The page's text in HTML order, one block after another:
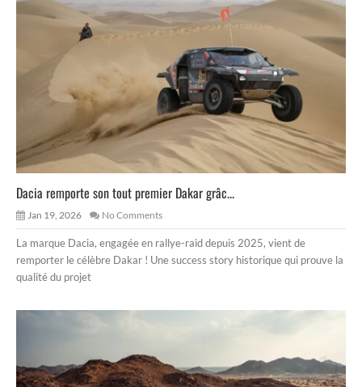
Dacia remporte son tout premier Dakar grâc...
Jan 19, 2026 No Comments
La marque Dacia, engagée en rallye-raid depuis 2025, vient de
remporter le célèbre Dakar ! Une success story historique qui prouve la
qualité du projet